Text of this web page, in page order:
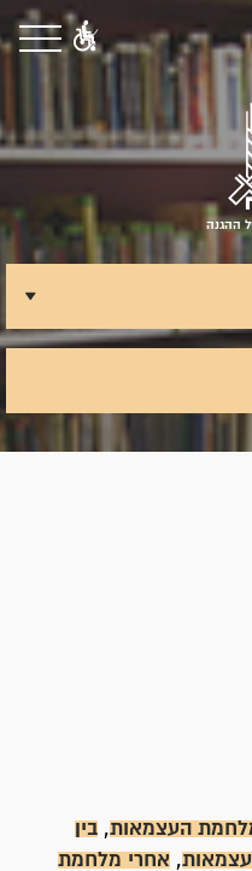
ההגנה
העצמאות, בין
, אחרי מלחמת